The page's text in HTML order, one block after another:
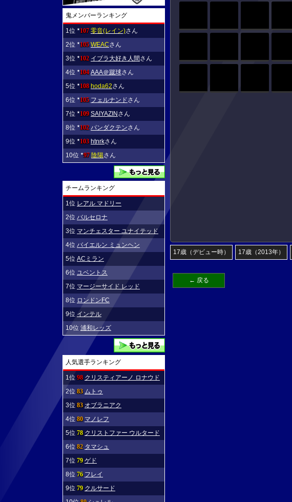
鬼メンバーランキング
1位 ★107 零音(レイン)さん
2位
★105 WEACさん
3位
★102 イブラ大好き人間さん
4位
★104 AAA＠蹴球さん
5位
★108 hoda62さん
6位
★105 フェルナンドさん
7位
★109 SAIYAZIN さん
8位
★102 パンダクテンさん
9位
★103 htnrkさん
10位
★97 陰陽さん
チームランキング
1位 レアル マドリー
2位 バルセロナ
3位 マンチェスター ユナイテッド
4位 バイエルン ミュンヘン
5位 ACミラン
6位 ユベントス
7位 マージーサイド レッド
8位 ロンドンFC
9位 インテル
10位 浦和レッズ
人気選手ランキング
1位98 クリスティアーノ ロナウド
2位83 ムトゥ
3位83 オブラニアク
4位80 マノレフ
5位 78 クリストファー ウルタード
6位82 タマシュ
7位 79 ゲド
8位76 フレイ
9位 79 クルサード
17歳（デビュー時） 17歳（2013年）
← 戻る